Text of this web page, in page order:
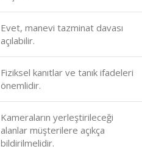
Evet, manevi tazminat davası
açılabilir.
Fiziksel kanıtlar ve tanık ifadeleri
önemlidir.
Kameraların yerleştirileceği
alanlar müşterilere açıkça
bildirilmelidir.